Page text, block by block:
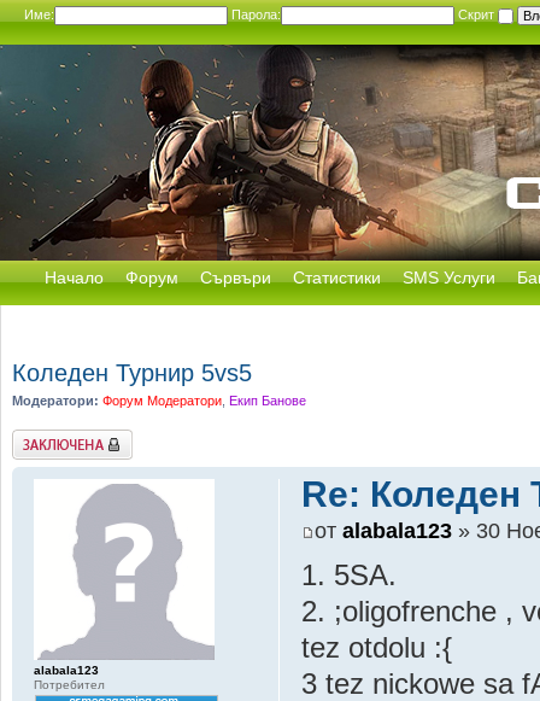
Име: Парола: Скрит
Начало Форум Сървъри Статистики SMS Услуги
Коледен Турнир 5vs5
Модератори: Форум Модератори Екип Банове
Заключена
Re: Коледен
отalabala123 » 30
1. 5SA.
2. ;oligofrenche ,
tez otdolu :{
3 tez nickowe sa
alabala123
Потребител